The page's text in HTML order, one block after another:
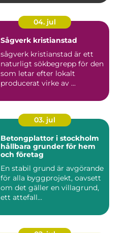
04. jul
Sågverk kristianstad
sågverk kristianstad är ett
naturligt sökbegrepp för den
som letar efter lokalt
producerat virke av ...
03. jul
Betongplattor i stockholm
hållbara grunder för hem
och företag
En stabil grund är avgörande
för alla byggprojekt, oavsett
om det gäller en villagrund,
ett attefall...